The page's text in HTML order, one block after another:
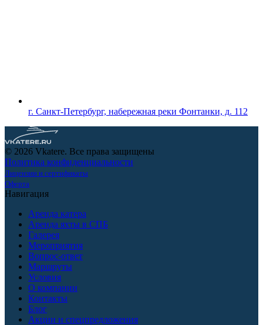
г. Санкт-Петербург, набережная реки Фонтанки, д. 112
© 2026 Vkatere. Все права защищены
Политика конфиденциальности
Лицензии и сертификаты
Оферта
Навигация
Аренда катера
Аренда яхты в СПБ
Галерея
Мероприятия
Вопрос-ответ
Маршруты
Условия
О компании
Контакты
Блог
Акции и спецпредложения